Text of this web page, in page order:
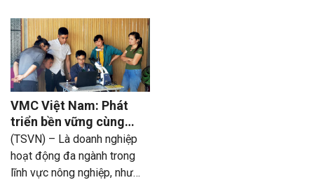
VMC Việt Nam: Phát
triển bền vững cùng
người nuôi tôm, cá
(TSVN) – Là doanh nghiệp
hoạt động đa ngành trong
lĩnh vực nông nghiệp, như